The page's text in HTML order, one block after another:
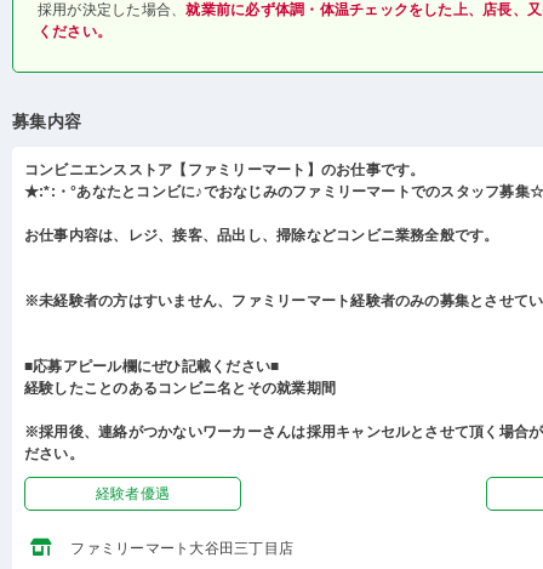
採用が決定した場合、就業前に必ず体調・体温チェックをした上、店長、
ください。
募集内容
コンビニエンスストア【ファミリーマート】のお仕事です。
★:*:・°あなたとコンビに♪でおなじみのファミリーマートでのスタッフ募集
お仕事内容は、レジ、接客、品出し、掃除などコンビニ業務全般です。
※未経験者の方はすいません、ファミリーマート経験者のみの募集とさせて
■応募アピール欄にぜひ記載ください■
経験したことのあるコンビニ名とその就業期間
※採用後、連絡がつかないワーカーさんは採用キャンセルとさせて頂く場合
ださい。
経験者優遇
ファミリーマート大谷田三丁目店